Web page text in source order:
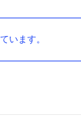
います。